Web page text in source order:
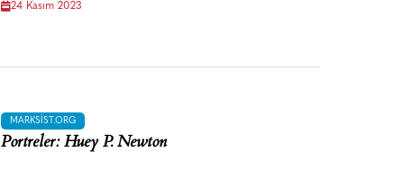
24 Kasım 2023
MARKSIST.ORG
Portreler: Huey P. Newton